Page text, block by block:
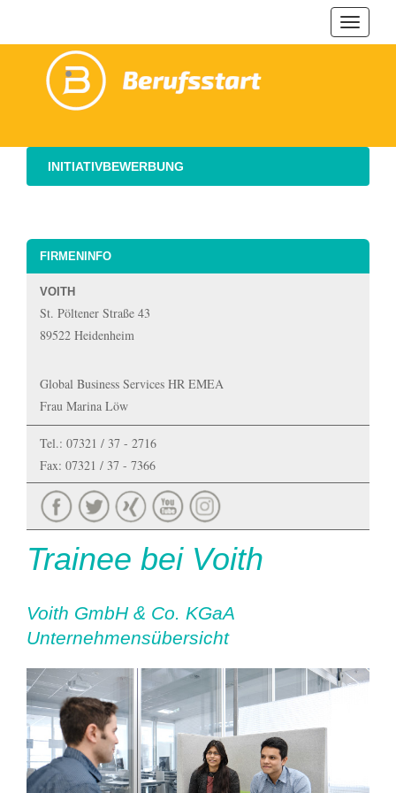
ein-/
INITIATIVBEWERBUNG
FIRMENINFO
VOITH
St. Pöltener Straße 43
89522 Heidenheim
Global Business Services HR EMEA
Frau Marina Löw
Tel.: 07321 / 37 - 2716
Fax: 07321 / 37 - 7366
Trainee bei Voith
Voith GmbH & Co. KGaA
Unternehmensübersicht